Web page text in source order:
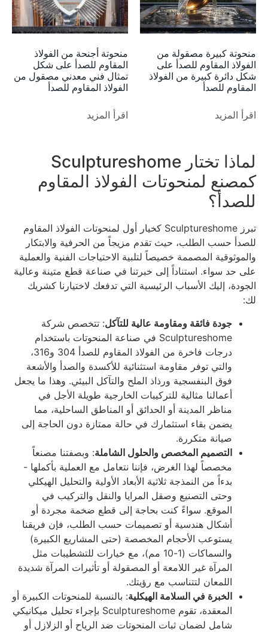
منحوتة كبيرة مصقولة من
الفولاذ المقاوم للصدأ على
شكل دائرة كبيرة من الفولاذ
المقاوم للصدأ
اقرأ المزيد
منحوتة أجنحة من الفولاذ
المقاوم للصدأ على شكل
تمثال فني معدني مصقول من
الفولاذ المقاوم للصدأ
اقرأ المزيد
لماذا تختار Sculptureshome
كمصنع لمنحوتات الفولاذ المقاوم
للصدأ؟
تبرز Sculptureshome كخيار أول لمنحوتات الفولاذ المقاوم
للصدأ حسب الطلب، حيث تقدم مزيجاً من الحرفية والابتكار
والموثوقية المصممة خصيصاً لتلبية الاحتياجات الفنية والعملية
على حد سواء. استناداً إلى خبرتنا في صناعة قطع متينة وعالية
الجودة، إليك الأسباب الرئيسية التي تدفعك لاختيارنا كشريك
لك:
جودة فائقة ومقاومة عالية للتآكل: تتخصص شركة
Sculptureshome في صناعة المنحوتات باستخدام
درجات فاخرة من الفولاذ المقاوم للصدأ 304 و316،
والتي توفر مقاومة استثنائية للأكسدة والصدأ والأشعة
فوق البنفسجية ورذاذ الملح والتآكل البيئي. وهذا ما يجعل
أعمالنا مثالية للتركيبات الخارجية طويلة الأجل في
مناظر المدينة أو الحدائق أو المناطق الساحلية، مما
يضمن بقاء استثمارك في حالة ممتازة دون الحاجة إلى
صيانة متكررة.
التصميم المخصص والحلول الشاملة: وبصفتنا مصنعاً
مخصصاً لهذا الغرض، فإننا نتعامل مع العملية بأكملها -
بدءاً من النمذجة ثلاثية الأبعاد الأولية والتحليل الهيكلي
وحتى التصنيع وصقل المرايا والنقل والتركيب في
الموقع. سواءً كنت بحاجة إلى قطع ضخمة مجردة أو
أشكال هندسية أو تصميمات حسب الطلب، فإن فريقنا
يستوعب الأحجام المخصصة (حتى المشاريع الكبيرة)
والسماكات (1-10 مم)، مع خيارات للتشطيبات مثل
المرآة غير اللامعة أو المصقولة أو تأثيرات المرآة شديدة
اللمعان لتتناسب مع رؤيتك.
الخبرة في السلامة الهيكلية: بالنسبة للمنحوتات الكبيرة أو
المعقدة، تقوم Sculptureshome بإجراء تحليل ميكانيكي
شامل لضمان ثبات المنحوتات ضد الرياح أو الزلازل أو